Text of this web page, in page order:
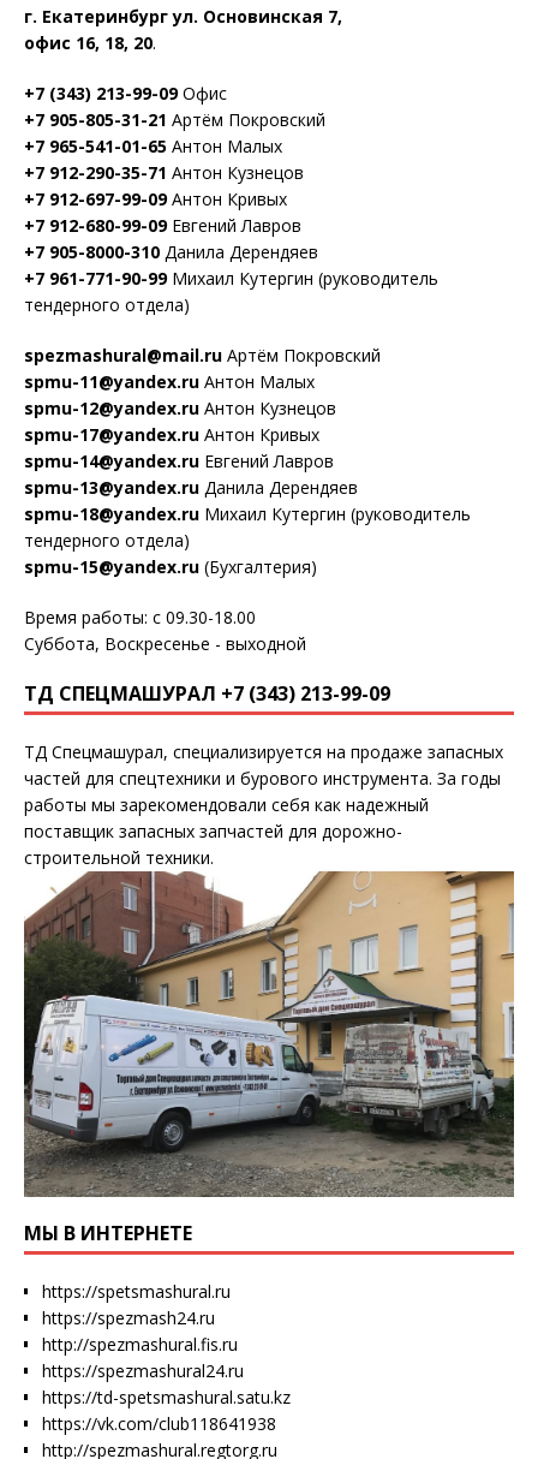
г. Екатеринбург ул. Основинская 7,
офис 16, 18, 20.
+7 (343) 213-99-09Офис
+7 905-805-31-21 Артём Покровский
+7 965-541-01-65 Антон Малых
+7 912-290-35-71 Антон Кузнецов
+7 912-697-99-09Антон Кривых
+7 912-680-99-09Евгений Лавров
+7 905-8000-310 Данила Дерендяев
+7 961-771-90-99Михаил Кутергин (руководитель
тендерного отдела)
spezmashural@mail.ru Артём Покровский
spmu-11@yandex.ru Антон Малых
spmu-12@yandex.ru Антон Кузнецов
spmu-17@yandex.ru Антон Кривых
spmu-14@yandex.ru Евгений Лавров
spmu-13@yandex.ru Данила Дерендяев
spmu-18@yandex.ru Михаил Кутергин (руководитель
тендерного отдела)
spmu-15@yandex.ru (Бухгалтерия)
Время работы: с 09.30-18.00
Суббота, Воскресенье - выходной
ТД СПЕЦМАШУРАЛ +7 (343) 213-99-09
ТД Спецмашурал, специализируется на продаже запасных
частей для спецтехники и бурового инструмента. За годы
работы мы зарекомендовали себя как надежный
поставщик запасных запчастей для дорожно-
строительной техники.
МЫ В ИНТЕРНЕТЕ
https://spetsmashural.ru
https://spezmash24.ru
http://spezmashural.fis.ru
https://spezmashural24.ru
https://td-spetsmashural.satu.kz
https://vk.com/club118641938
http://spezmashural.regtorg.ru